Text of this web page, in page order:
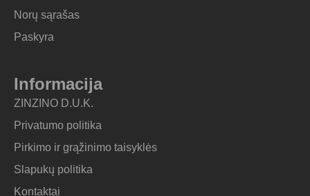
Norų sąrašas
Paskyra
Informacija
ZINZINO D.U.K.
Privatumo politika
Pirkimo ir grąžinimo taisyklės
Slapukų politika
Kontaktai